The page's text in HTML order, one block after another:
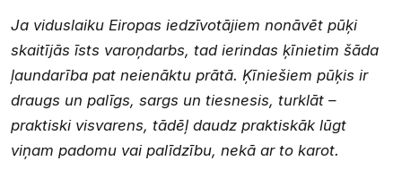
Ja viduslaiku Eiropas iedzīvotājiem nonāvēt pūķi
skaitījās īsts varoņdarbs, tad ierindas ķīnietim šāda
ļaundarība pat neienāktu prātā. Ķīniešiem pūķis ir
draugs un palīgs, sargs un tiesnesis, turklāt –
praktiski visvarens, tādēļ daudz praktiskāk lūgt
viņam padomu vai palīdzību, nekā ar to karot.